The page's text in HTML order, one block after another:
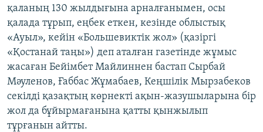
қаланың 130 жылдығына арналғанымен, осы
қалада тұрып, еңбек еткен, кезінде облыстық
«Ауыл», кейін «Большевиктік жол» (қазіргі
«Қостанай таңы») деп аталған газетінде жұмыс
жасаған Бейімбет Майлиннен бастап Сырбай
Мәуленов, Ғаббас Жұмабаев, Кеңшілік Мырзабеков
секілді қазақтың көрнекті ақын-жазушыларына бір
жол да бұйырмағанына қатты қынжылып
тұрғанын айтты.